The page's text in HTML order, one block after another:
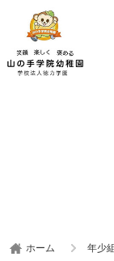
ホーム 年少